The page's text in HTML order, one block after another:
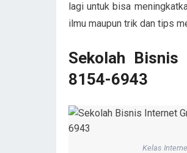
lagi untuk bisa
ilmu maupun trik dan tips
Sekolah
8154-6943
Kelas